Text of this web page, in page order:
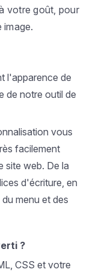
votre goût, pour
image.
l'apparence de
de notre outil de
vous
facilement
site web. De la
d'écriture, en
menu et des
?
CSS et votre